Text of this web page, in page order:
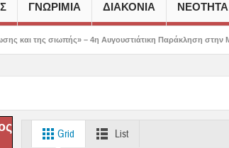
ΓΝΩΡΙΜΙΑ ΔΙΑΚΟΝΙΑ ΝΕΟΤΗΤΑ
4η Αυγουστιάτικη Παράκληση στην Μεταμόρφωση Βόλου
Grid List